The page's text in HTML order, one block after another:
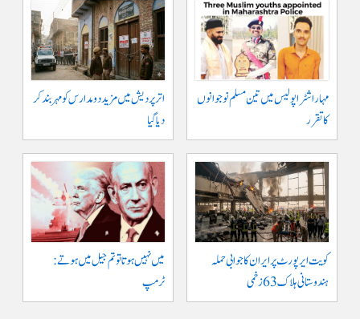
مہاراشٹرا پولیس میں تین مسلم نو جوانوں
کا تقرر
اتر پردیش میں مزید دو مدارس کو مہر بند کر
دیا گیا
کویت ایر پورٹ پر ایران کا جوابی حملہ
ہندوستانی ہلاک 63 زخمی
میں نہیں ہوتا تو تم جیل میں ہوتے :
ٹرمپ